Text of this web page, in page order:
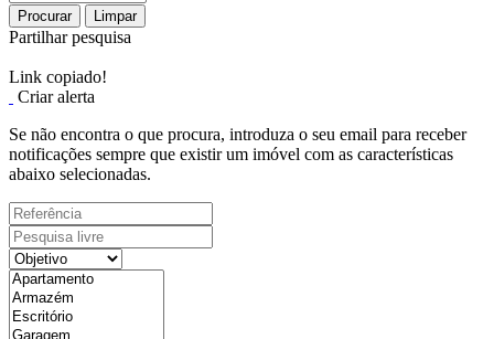
Procurar Limpar
Partilhar pesquisa
Link copiado!
Criar alerta
Se não encontra o que procura, introduza o seu email para receber
notificações sempre que existir um imóvel com as características
abaixo selecionadas.